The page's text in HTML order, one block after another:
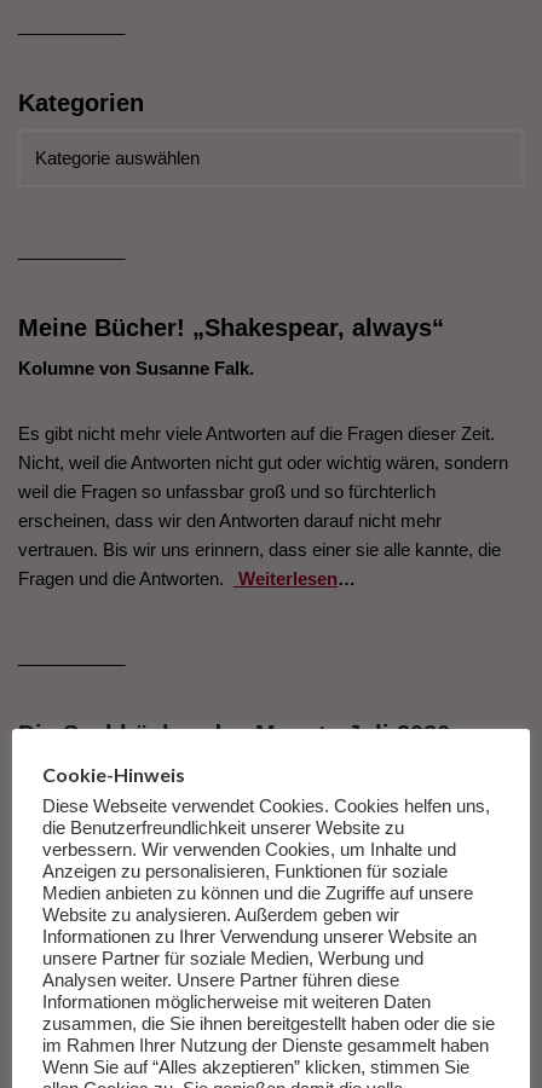
Kategorien
Meine Bücher! „Shakespear, always“
Kolumne von Susanne Falk.
Es gibt nicht mehr viele Antworten auf die Fragen dieser Zeit.
Nicht, weil die Antworten nicht gut oder wichtig wären, sondern
weil die Fragen so unfassbar groß und so fürchterlich
erscheinen, dass wir den Antworten darauf nicht mehr
vertrauen. Bis wir uns erinnern, dass einer sie alle kannte, die
Fragen und die Antworten.
Weiterlesen…
Die Sachbücher des Monats Juli 2026
Herausgegeben von Andreas Wang.
Zur Liste
Cookie-Hinweis
Diese Webseite verwendet Cookies. Cookies helfen uns,
die Benutzerfreundlichkeit unserer Website zu
verbessern. Wir verwenden Cookies, um Inhalte und
Anzeigen zu personalisieren, Funktionen für soziale
Medien anbieten zu können und die Zugriffe auf unsere
Website zu analysieren. Außerdem geben wir
Informationen zu Ihrer Verwendung unserer Website an
unsere Partner für soziale Medien, Werbung und
Analysen weiter. Unsere Partner führen diese
Informationen möglicherweise mit weiteren Daten
zusammen, die Sie ihnen bereitgestellt haben oder die sie
im Rahmen Ihrer Nutzung der Dienste gesammelt haben
Wenn Sie auf “Alles akzeptieren” klicken, stimmen Sie